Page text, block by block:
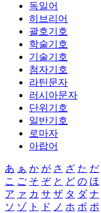
독일어
히브리어
괄호기호
학술기호
기술기호
첨자기호
라틴문자
러시아문자
단위기호
일반기호
로마자
아랍어
あ ぁ か が さ ざ た だ
こ ご そ ぞ と ど の ほ
ア ァ カ サ ザ タ ダ ナ
ソ ゾ ト ド ノ ホ ボ ポ